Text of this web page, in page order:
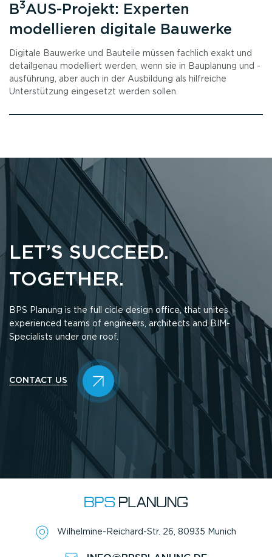
B3AUS-Projekt: Experten
modellieren digitale Bauwerke
Digitale Bauwerke und Bauteile müssen fachlich exakt und
detailgenau modelliert werden, wenn sie in Bauplanung und -
ausführung, aber auch in der Ausbildung als hilfreiche
Unterstützung eingesetzt werden sollen.
LET’S SUCCEED.
TOGETHER.
BPS Planung is the full cicle design office, that unites
experienced teams of engineers, architects and BIM-
Specialists under one roof.
CONTACT US
Wilhelmine-Reichard-Str. 26, 80935 Munich